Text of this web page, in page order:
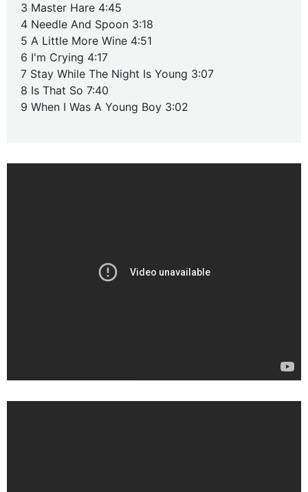
3 Master Hare 4:45
4 Needle And Spoon 3:18
5 A Little More Wine 4:51
6 I'm Crying 4:17
7 Stay While The Night Is Young 3:07
8 Is That So 7:40
9 When I Was A Young Boy 3:02